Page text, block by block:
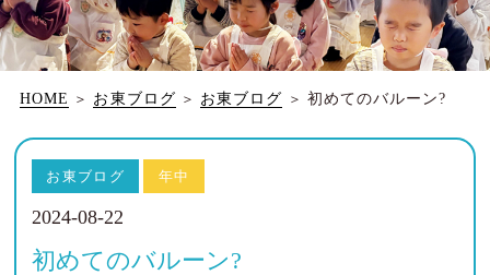
HOME ＞ お東ブログ ＞ お東ブログ ＞ 初めてのバルーン?
お東ブログ 年中
2024-08-22
初めてのバルーン?